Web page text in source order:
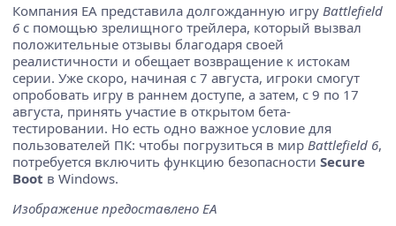
Компания EA представила долгожданную игру Battlefield
6 с помощью зрелищного трейлера, который вызвал
положительные отзывы благодаря своей
реалистичности и обещает возвращение к истокам
серии. Уже скоро, начиная с 7 августа, игроки смогут
опробовать игру в раннем доступе, а затем, с 9 по 17
августа, принять участие в открытом бета-
тестировании. Но есть одно важное условие для
пользователей ПК: чтобы погрузиться в мир Battlefield 6,
потребуется включить функцию безопасности Secure
Boot в Windows.
Изображение предоставлено EA